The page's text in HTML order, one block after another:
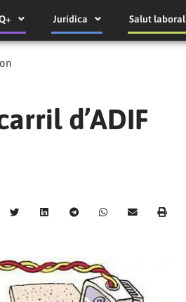
Jurídica Salut laboral
d’ADIF